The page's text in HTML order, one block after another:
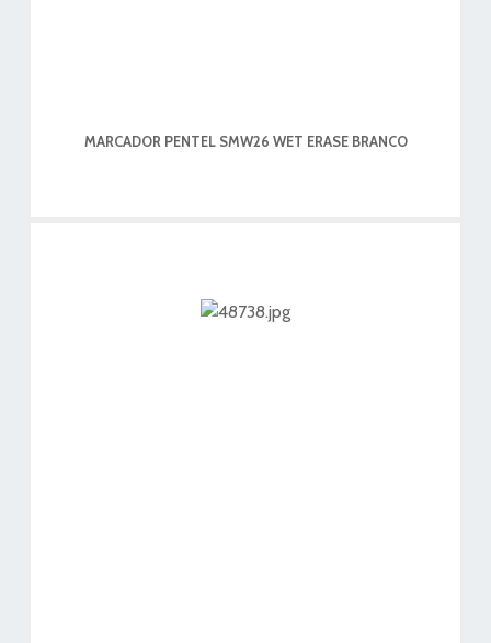
MARCADOR PENTEL SMW26 WET ERASE BRANCO